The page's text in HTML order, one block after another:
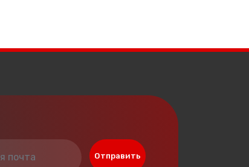
Отправить